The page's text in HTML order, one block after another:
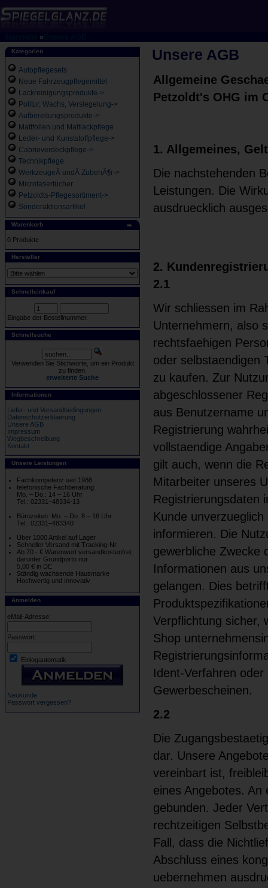
»
Kategorien
Autopflegesets
Neue Fahrzeugpflegemittel
Lackreinigungsprodukte->
Politur, Wachs, Versiegelung->
Aufbereitungsprodukte->
Mattfolien und Mattlackpflege
Leder- und Kunststoffpflege->
Cabrioverdeckpflege->
Technikpflege
WerkzeugeÂ undÂ ZubehÃ¶r->
Microfasertücher
Petzoldts-Pflegesortiment->
Sonderaktionsartikel
Warenkorb
0 Produkte
Hersteller
Schnelleinkauf
Eingabe der Bestellnummer.
Schnellsuche
Verwenden Sie Stichworte, um ein Produkt
zu finden.
erweiterte Suche
Informationen
Liefer- und Versandbedingungen
Datenschutzerklaerung
Unsere AGB
Impressum
Wegbeschreibung
Kontakt
Unsere Leistungen
Fachkompetenz seit 1988
telefonische Fachberatung:
Mo. – Do.: 14 – 16 Uhr
Tel.: 02331–48334-13
Bürozeiten: Mo. – Do. 8 – 16 Uhr
Tel.: 02331–483340
Über 1000 Artikel auf Lager
Schneller Versand mit Tracking-Nr.
Ab 70.- € Warenwert versandkostenfrei,
darunter Grundporto nur
5,00 € in DE
Ständig wachsende Hausmarke
Hochwertig und Innovativ
Anmelden
eMail-Adresse:
Passwort:
Einlogautomatik
Neukunde
Passwort vergessen?
Unsere AGB
Allgemeine
Petzoldt's OHG im
1. Allgemeines,
Die nachstehenden
Leistungen. Die
ausdruecklich
2.
2.1
Wir schliessen im
Unternehmern, also
rechtsfaehigen
oder selbstaendigen
zu kaufen. Zur
abgeschlossener
aus Benutzername
Registrierung
vollstaendige
gilt auch, wenn die
Mitarbeiter unseres
Registrierungsdaten
Kunde
informieren. Die
gewerbliche Zwecke
Informationen aus
gelangen. Dies
Verpflichtung sicher,
Shop
Ident-Verfahren
Gewerbescheinen.
2.2
Die
dar. Unsere
vereinbart ist,
eines Angebotes.
gebunden. Jeder
rechtzeitigen
Fall, dass die
Abschluss eines
uebernehmen